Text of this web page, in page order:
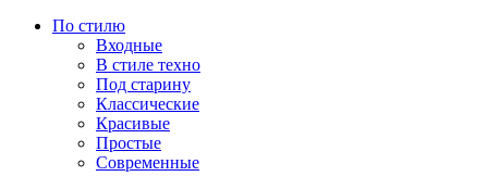
По стилю
Входные
В стиле техно
Под старину
Классические
Красивые
Простые
Современные